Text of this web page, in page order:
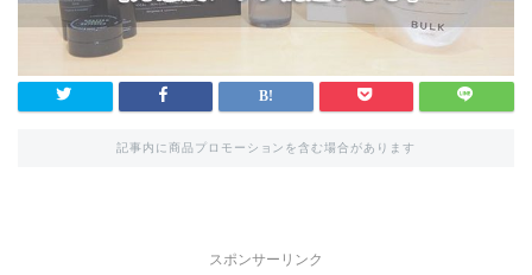
記事内に商品プロモーションを含む場合があります
スポンサーリンク